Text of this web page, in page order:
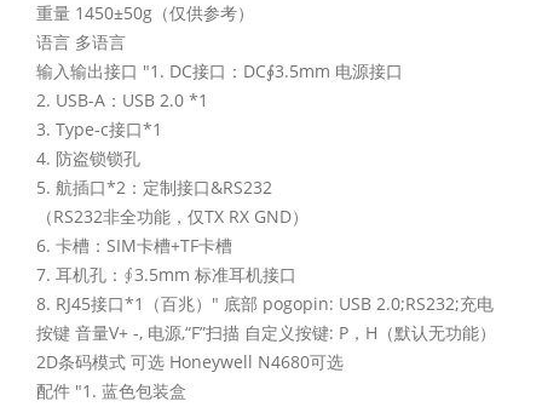
重量 1450±50g（仅供参考）
语言 多语言
输入输出接口 "1. DC接口：DC∮3.5mm 电源接口
2. USB-A：USB 2.0 *1
3. Type-c接口*1
4. 防盗锁锁孔
5. 航插口*2：定制接口&RS232
（RS232非全功能，仅TX RX GND）
6. 卡槽：SIM卡槽+TF卡槽
7. 耳机孔：∮3.5mm 标准耳机接口
8. RJ45接口*1（百兆）" 底部 pogopin: USB 2.0;RS232;充电
按键 音量V+ -, 电源,“F”扫描 自定义按键: P，H（默认无功能）
2D条码模式 可选 Honeywell N4680可选
配件 "1. 蓝色包装盒